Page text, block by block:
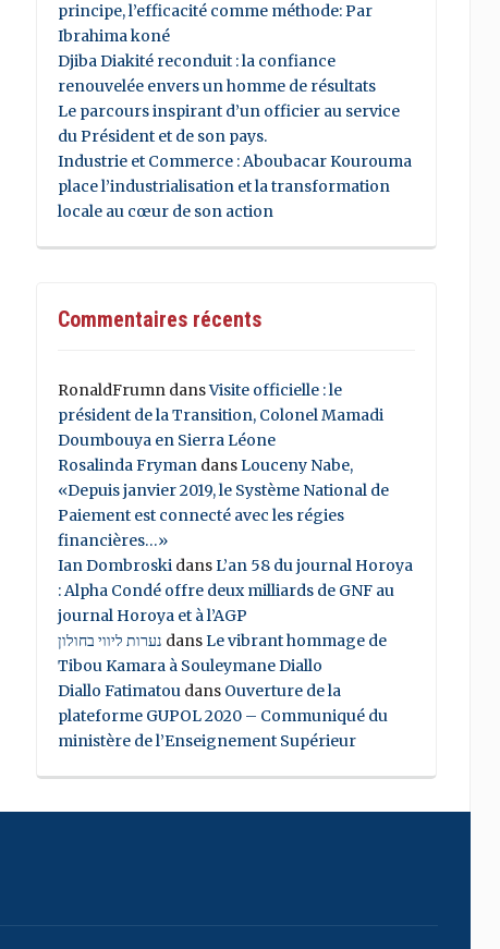
principe, l’efficacité comme méthode: Par
Ibrahima koné
Djiba Diakité reconduit : la confiance
renouvelée envers un homme de résultats
Le parcours inspirant d’un officier au service
du Président et de son pays.
Industrie et Commerce : Aboubacar Kourouma
place l’industrialisation et la transformation
locale au cœur de son action
Commentaires récents
RonaldFrumndansVisite officielle : le
président de la Transition, Colonel Mamadi
Doumbouya en Sierra Léone
Rosalinda FrymandansLouceny Nabe,
«Depuis janvier 2019, le Système National de
Paiement est connecté avec les régies
financières…»
Ian DombroskidansL’an 58 du journal Horoya
: Alpha Condé offre deux milliards de GNF au
journal Horoya et à l’AGP
נערות ליווי בחולון dansLe vibrant hommage de
Tibou Kamara à Souleymane Diallo
Diallo Fatimatoudans Ouverture de la
plateforme GUPOL 2020 – Communiqué du
ministère de l’Enseignement Supérieur